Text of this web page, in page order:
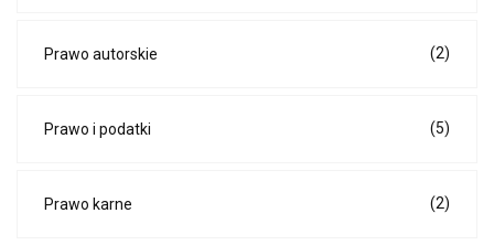
Prawo autorskie (2)
Prawo i podatki (5)
Prawo karne (2)